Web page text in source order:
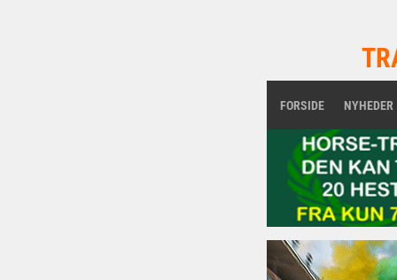
FORSIDE NYHEDER